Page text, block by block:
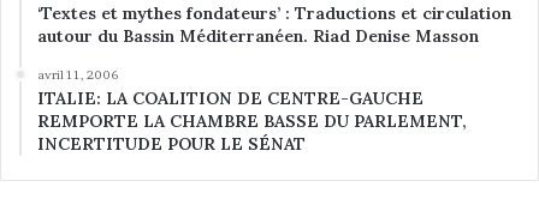
‘Textes et mythes fondateurs’ : Traductions et circulation
autour du Bassin Méditerranéen. Riad Denise Masson
avril 11, 2006
ITALIE: LA COALITION DE CENTRE-GAUCHE
REMPORTE LA CHAMBRE BASSE DU PARLEMENT,
INCERTITUDE POUR LE SÉNAT